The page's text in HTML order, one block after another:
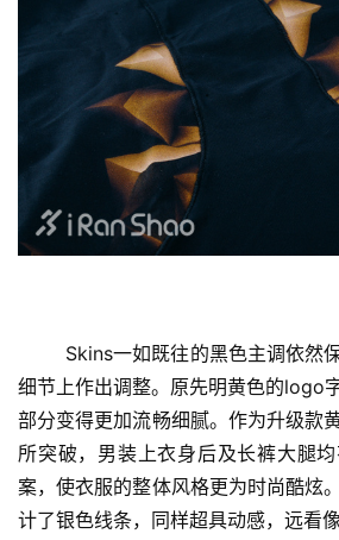
细节上作出调整。原先明黄色的logo
部分变得更加流畅细腻。作为升级款
所突破，男装上衣身后及长裤大腿
案，使衣服的整体风格更为时尚酷炫
计了银色线条，同样超具动感，远看像